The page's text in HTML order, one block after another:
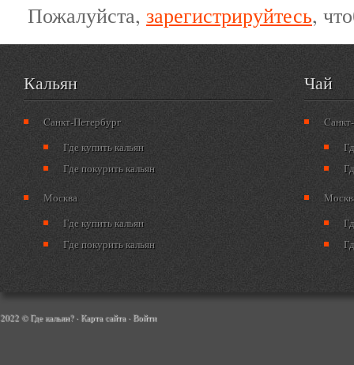
Пожалуйста, зарегистрируйтесь,
Кальян
Cанкт-Петербург
Где купить кальян
Где покурить кальян
Москва
Где купить кальян
Где покурить кальян
Чай
2022 © Где кальян? · Карта сайта· Войти